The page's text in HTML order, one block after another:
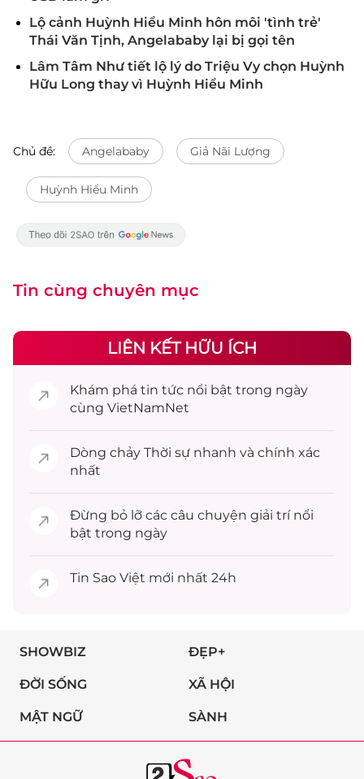
Lộ cảnh Huỳnh Hiểu Minh hôn môi 'tình trẻ'
Thái Văn Tịnh, Angelababy lại bị gọi tên
Lâm Tâm Như tiết lộ lý do Triệu Vy chọn Huỳnh
Hữu Long thay vì Huỳnh Hiểu Minh
Chủ đề: Angelababy Giả Nãi Lượng
Huỳnh Hiểu Minh
Tin cùng chuyên mục
LIÊN KẾT HỮU ÍCH
Khám phá tin tức nổi bật trong ngày
cùng VietNamNet
Dòng chảy Thời sự nhanh và chính xác
nhất
Đừng bỏ lỡ các câu chuyện giải trínổi
bật trong ngày
Tin Sao Việt mới nhất 24h
SHOWBIZ ĐẸP+
ĐỜI SỐNG XÃ HỘI
MẬT NGỮ SÀNH